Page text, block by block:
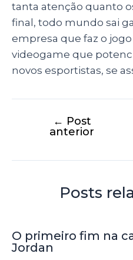
tanta atenção quanto
final, todo mundo sai
empresa que faz o
videogame que
novos esportistas, se
← Post
anterior
Posts
O primeiro fim na
Jordan